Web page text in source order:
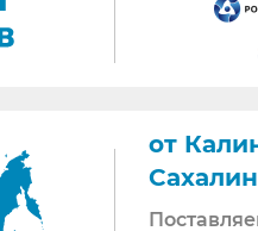
документации.
и накладные со счет-
от